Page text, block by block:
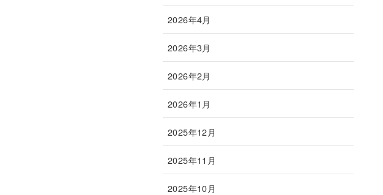
2026年4月
2026年3月
2026年2月
2026年1月
2025年12月
2025年11月
2025年10月